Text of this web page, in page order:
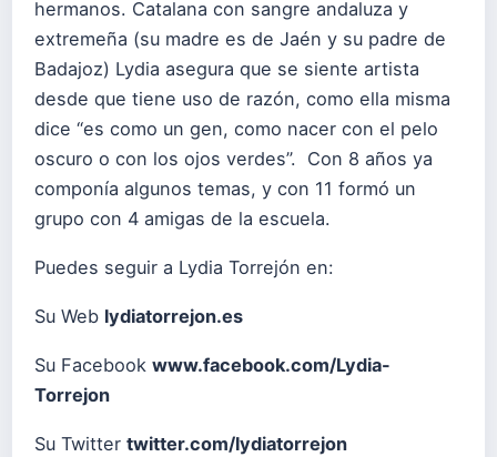
hermanos. Catalana con sangre andaluza y
extremeña (su madre es de Jaén y su padre de
Badajoz) Lydia asegura que se siente artista
desde que tiene uso de razón, como ella misma
dice “es como un gen, como nacer con el pelo
oscuro o con los ojos verdes”. Con 8 años ya
componía algunos temas, y con 11 formó un
grupo con 4 amigas de la escuela.
Puedes seguir a Lydia Torrejón en:
Su Web lydiatorrejon.es
Su Facebook www.facebook.com/Lydia-
Torrejon
Su Twitter twitter.com/lydiatorrejon